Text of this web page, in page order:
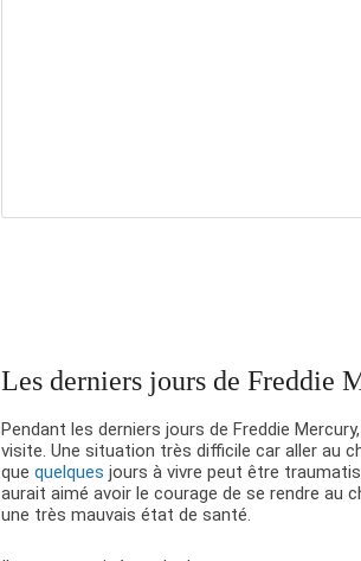
Les derniers jours de Freddie
Pendant les derniers jours de Freddie
visite. Une situation très difficile car aller au
que quelques jours à vivre peut être
aurait aimé avoir le courage de se rendre au
une très mauvais état de santé.